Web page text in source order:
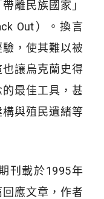
離民族國家」
Out）。換言
，使其難以被
讓烏克蘭史得
最佳工具，甚
與殖民遺緒等
刊載於1995年
回應文章，作者